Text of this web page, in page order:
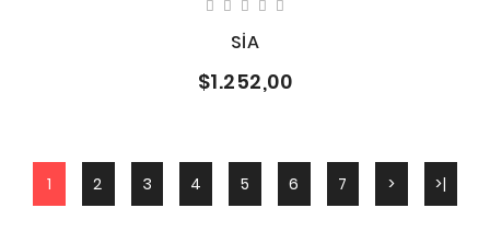
SİA
$1.252,00
1 2 3 4 5 6 7 > >|